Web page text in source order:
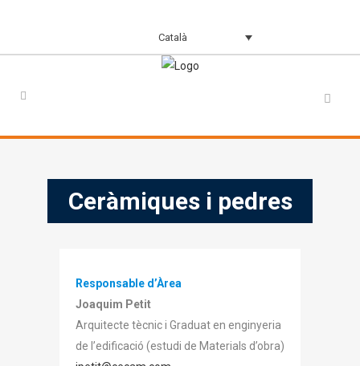
Català
Ceràmiques i pedres
Responsable d’Àrea
Joaquim Petit
Arquitecte tècnic i Graduat en enginyeria
de l’edificació (estudi de Materials d’obra)